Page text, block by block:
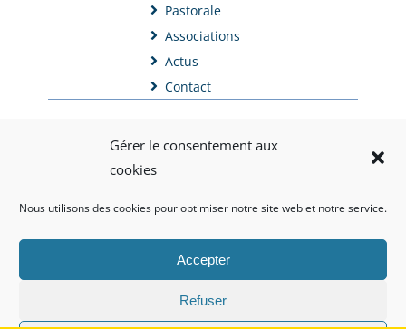
Gérer le consentement aux
cookies
Nous utilisons des cookies pour optimiser notre site web et notre service.
Accepter
Refuser
Pastorale
Associations
Actus
Contact
Politique de confidentialité
Administration